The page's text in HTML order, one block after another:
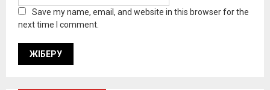
Save my name, email, and website in this browser for the
next time I comment.